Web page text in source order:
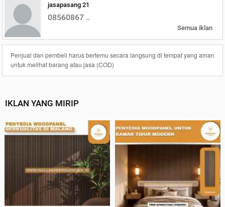
jasapasang 21
08560867 ..
Semua iklan
Penjual dan pembeli harus bertemu secara langsung di tempat yang aman
untuk melihat barang atau jasa (COD)
IKLAN YANG MIRIP